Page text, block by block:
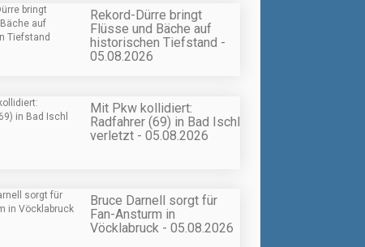
Rekord-Dürre bringt
Flüsse und Bäche auf
historischen Tiefstand -
05.08.2026
Mit Pkw kollidiert:
Radfahrer (69) in Bad Ischl
verletzt - 05.08.2026
Bruce Darnell sorgt für
Fan-Ansturm in
Vöcklabruck - 05.08.2026